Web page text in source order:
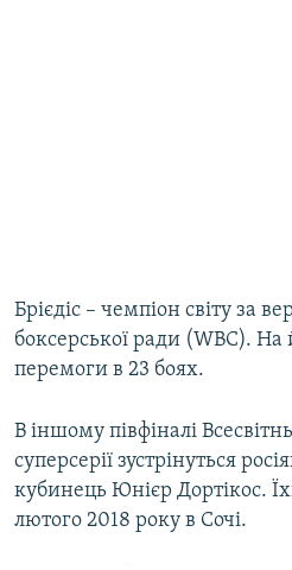
Брієдіс – чемпіон світу за
боксерської ради (WBC). На
перемоги в 23 боях.
В іншому півфіналі
суперсерії зустрінуться
кубинець Юнієр Дортікос.
лютого 2018 року в Сочі.